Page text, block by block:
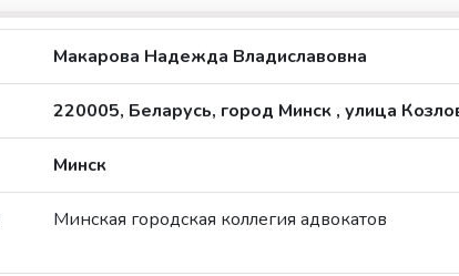
Макарова Надежда Владиславовна
220005, Беларусь, город Минск , улица
Минск
Минская городская коллегия адвокатов